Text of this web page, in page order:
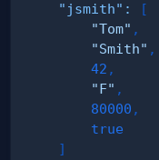
"jsmith" :
[
"Tom" ,
"Smith" ,
42 ,
"F" ,
80000 ,
true
]